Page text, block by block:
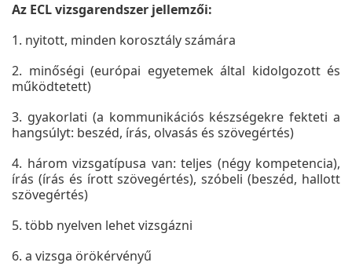
Az ECL vizsgarendszer jellemzői:
1. nyitott, minden korosztály számára
2. minőségi (európai egyetemek által kidolgozott és
működtetett)
3. gyakorlati (a kommunikációs készségekre fekteti a
hangsúlyt: beszéd, írás, olvasás és szövegértés)
4. három vizsgatípusa van: teljes (négy kompetencia),
írás (írás és írott szövegértés), szóbeli (beszéd, hallott
szövegértés)
5. több nyelven lehet vizsgázni
6. a vizsga örökérvényű